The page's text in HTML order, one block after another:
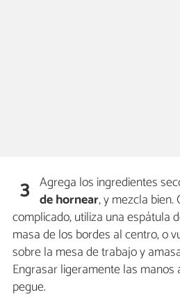
3 Agrega los ingredientes
de hornear, y mezcla bien.
complicado, utiliza una espátula
masa de los bordes al centro, o
sobre la mesa de trabajo y
Engrasar ligeramente las manos
pegue.